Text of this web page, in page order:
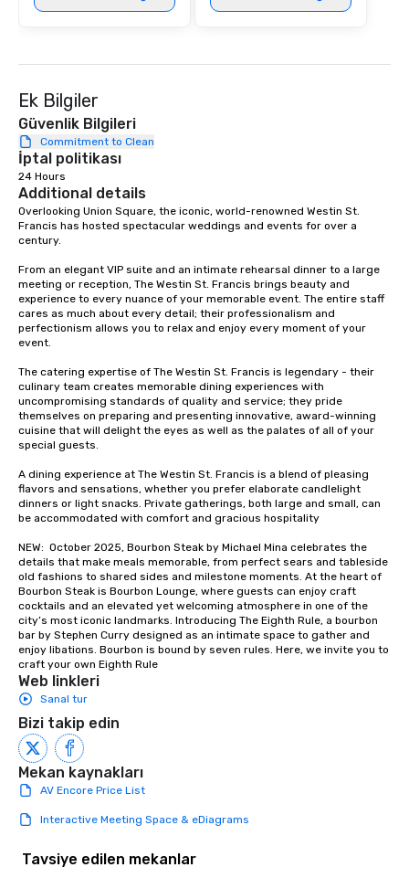
Ek Bilgiler
Güvenlik Bilgileri
Commitment to Clean
İptal politikası
24 Hours
Additional details
Overlooking Union Square, the iconic, world-renowned Westin St.
Francis has hosted spectacular weddings and events for over a
century.
From an elegant VIP suite and an intimate rehearsal dinner to a large
meeting or reception, The Westin St. Francis brings beauty and
experience to every nuance of your memorable event. The entire staff
cares as much about every detail; their professionalism and
perfectionism allows you to relax and enjoy every moment of your
event.
The catering expertise of The Westin St. Francis is legendary - their
culinary team creates memorable dining experiences with
uncompromising standards of quality and service; they pride
themselves on preparing and presenting innovative, award-winning
cuisine that will delight the eyes as well as the palates of all of your
special guests.
A dining experience at The Westin St. Francis is a blend of pleasing
flavors and sensations, whether you prefer elaborate candlelight
dinners or light snacks. Private gatherings, both large and small, can
be accommodated with comfort and gracious hospitality
NEW:  October 2025, Bourbon Steak by Michael Mina celebrates the
details that make meals memorable, from perfect sears and tableside
old fashions to shared sides and milestone moments. At the heart of
Bourbon Steak is Bourbon Lounge, where guests can enjoy craft
cocktails and an elevated yet welcoming atmosphere in one of the
city’s most iconic landmarks. Introducing The Eighth Rule, a bourbon
bar by Stephen Curry designed as an intimate space to gather and
enjoy libations. Bourbon is bound by seven rules. Here, we invite you to
craft your own Eighth Rule
Web linkleri
Sanal tur
Bizi takip edin
Mekan kaynakları
AV Encore Price List
Interactive Meeting Space & eDiagrams
Tavsiye edilen mekanlar